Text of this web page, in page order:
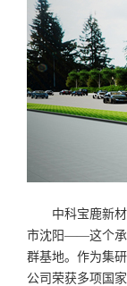
中科宝鹿新材
市沈阳——这个承
群基地。作为集
公司荣获多项国